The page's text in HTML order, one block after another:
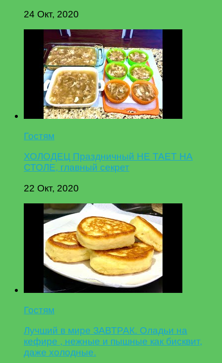
24 Окт, 2020
Гостям
ХОЛОДЕЦ Праздничный НЕ ТАЕТ НА
СТОЛЕ, главный секрет
22 Окт, 2020
Гостям
Лучший в мире ЗАВТРАК. Оладьи на
кефире , нежные и пышные как бисквит,
даже холодные.